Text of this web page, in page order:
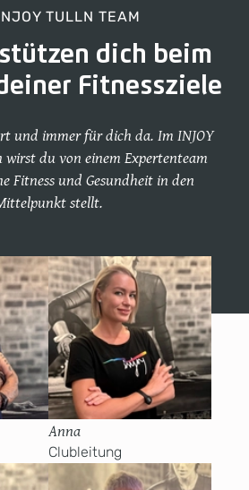
TULLN TEAM
dich beim
Fitnessziele
und immer für dich da. Im INJOY
du von einem Expertenteam
Fitness und Gesundheit in den
stellt.
Anna
Clubleitung